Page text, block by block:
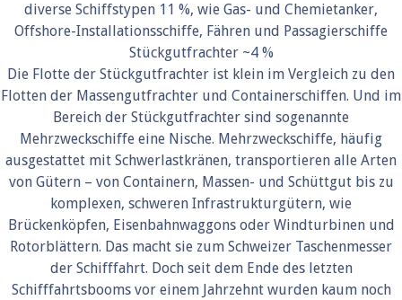
diverse Schiffstypen 11 %, wie Gas- und Chemietanker,
Offshore-Installationsschiffe, Fähren und Passagierschiffe
Stückgutfrachter ~4 %
Die Flotte der Stückgutfrachter ist klein im Vergleich zu den
Flotten der Massengutfrachter und Containerschiffen. Und im
Bereich der Stückgutfrachter sind sogenannte
Mehrzweckschiffe eine Nische. Mehrzweckschiffe, häufig
ausgestattet mit Schwerlastkränen, transportieren alle Arten
von Gütern – von Containern, Massen- und Schüttgut bis zu
komplexen, schweren Infrastrukturgütern, wie
Brückenköpfen, Eisenbahnwaggons oder Windturbinen und
Rotorblättern. Das macht sie zum Schweizer Taschenmesser
der Schifffahrt. Doch seit dem Ende des letzten
Schifffahrtsbooms vor einem Jahrzehnt wurden kaum noch